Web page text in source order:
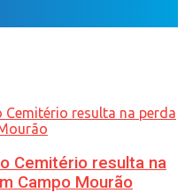
Cemitério resulta na
Campo Mourão